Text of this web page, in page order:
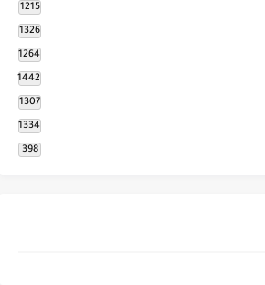
1215
1326
1264
1442
1307
1334
398